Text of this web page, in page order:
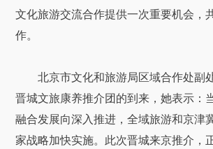
文化旅游交流合作提供一次重要机会，
作。
北京市文化和旅游局区域合作处副
晋城文旅康养推介团的到来，她表示：
融合发展向深入推进，全域旅游和京津
家战略加快实施。此次晋城来京推介，